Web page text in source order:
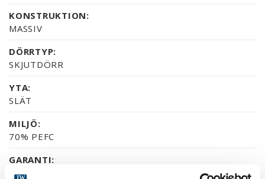
KONSTRUKTION:
MASSIV
DÖRRTYP:
SKJUTDÖRR
YTA:
SLÄT
MILJÖ:
70% PEFC
GARANTI:
5 ÅRS PRODUKTGARANTI